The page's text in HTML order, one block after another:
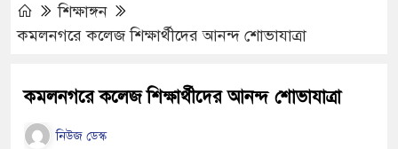
শিক্ষাঙ্গন
কমলনগরে কলেজ শিক্ষার্থীদের আনন্দ শোভাযাত্রা
কমলনগরে কলেজ শিক্ষার্থীদের আনন্দ শোভাযাত্রা
নিউজ ডেস্ক